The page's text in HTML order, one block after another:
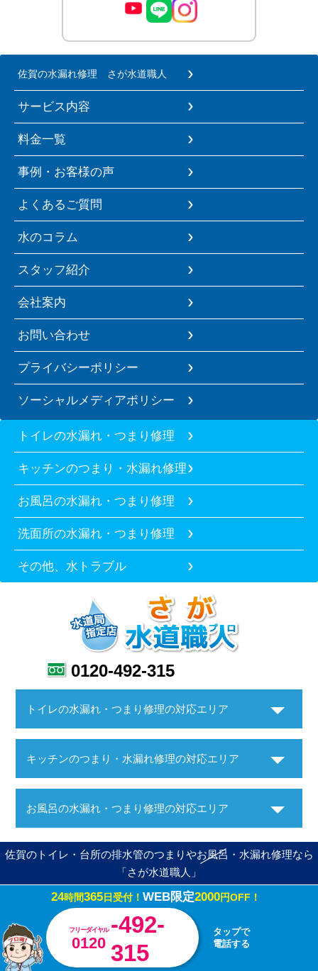
佐賀の水漏れ修理 さが水道職人
サービス内容
料金一覧
事例・お客様の声
よくあるご質問
水のコラム
スタッフ紹介
会社案内
お問い合わせ
プライバシーポリシー
ソーシャルメディアポリシー
トイレの水漏れ・つまり修理
キッチンのつまり・水漏れ修理
お風呂の水漏れ・つまり修理
洗面所の水漏れ・つまり修理
その他、水トラブル
0120-492-315
トイレの水漏れ・つまり修理の対応エリア
キッチンのつまり・水漏れ修理の対応エリア
お風呂の水漏れ・つまり修理の対応エリア
佐賀のトイレ・台所の排水管のつまりやお風呂・水漏れ修理なら
「さが水道職人」
Copyright ©さが水道職人. All Rights Reserved.
24時間365日受付！ WEB限定2000円OFF！
フリーダイヤル
0120
-492-
315
タップで
電話する